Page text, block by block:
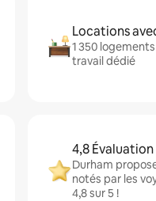
Locations
1 350
travail dédié
4,8
Durham
notés par les
4,8 sur 5 !